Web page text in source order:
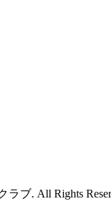
ブ. All Rights